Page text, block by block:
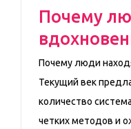
Почему
Почему люди
Текущий век
количество
четких методов и